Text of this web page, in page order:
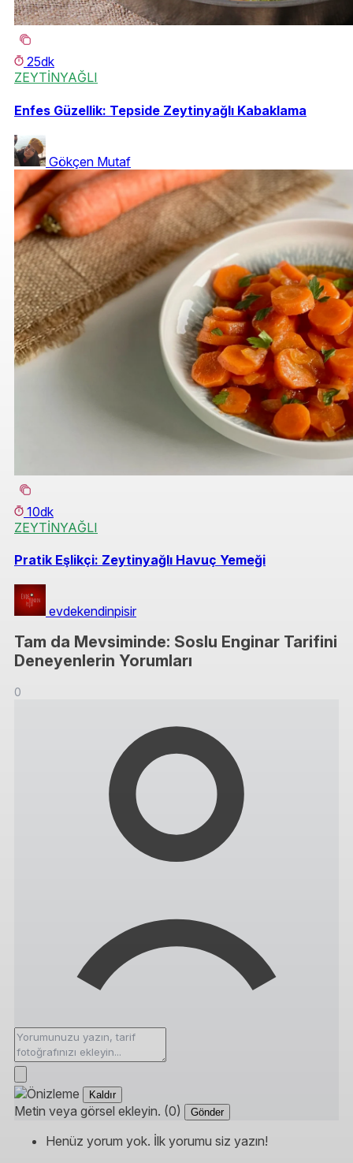
25dk
ZEYTİNYAĞLI
Enfes Güzellik: Tepside Zeytinyağlı Kabaklama
Gökçen Mutaf
10dk
ZEYTİNYAĞLI
Pratik Eşlikçi: Zeytinyağlı Havuç Yemeği
evdekendinpisir
Tam da Mevsiminde: Soslu Enginar Tarifini
Deneyenlerin Yorumları
0
Kaldır
Metin veya görsel ekleyin. (0) Gönder
Henüz yorum yok. İlk yorumu siz yazın!